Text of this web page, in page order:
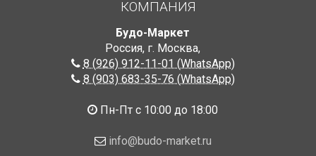
КОМПАНИЯ
Будо-Маркет
Россия, г. Москва,
8 (926) 912-11-01 (WhatsApp)
8 (903) 683-35-76 (WhatsApp)
Пн-Пт с 10:00 до 18:00
info@budo-market.ru